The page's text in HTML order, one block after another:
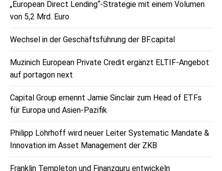
„European Direct Lending“-Strategie mit einem Volumen
von 5,2 Mrd. Euro
Wechsel in der Geschäftsführung der BF.capital
Muzinich European Private Credit ergänzt ELTIF-Angebot
auf portagon next
Capital Group ernennt Jamie Sinclair zum Head of ETFs
für Europa und Asien-Pazifik
Philipp Löhrhoff wird neuer Leiter Systematic Mandate &
Innovation im Asset Management der ZKB
Franklin Templeton und Finanzguru entwickeln